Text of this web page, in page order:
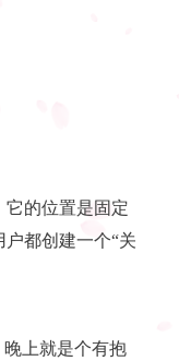
它的位置是固定
都创建一个“关
上就是个有抱